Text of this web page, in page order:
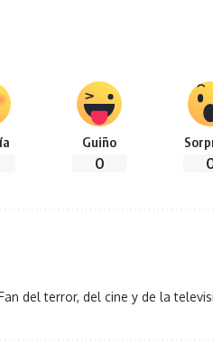
Guiño
0
del terror, del cine y de la